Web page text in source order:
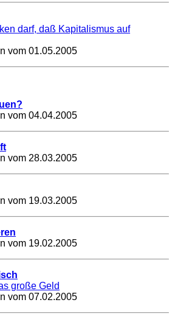
darf, daß Kapitalismus auf
vom 01.05.2005
vom 04.04.2005
vom 28.03.2005
vom 19.03.2005
vom 19.02.2005
große Geld
vom 07.02.2005